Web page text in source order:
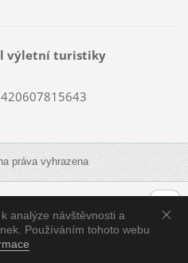
analýze návštěvnosti a
Používáním tohoto webu
výletní turistiky
práva vyhrazena